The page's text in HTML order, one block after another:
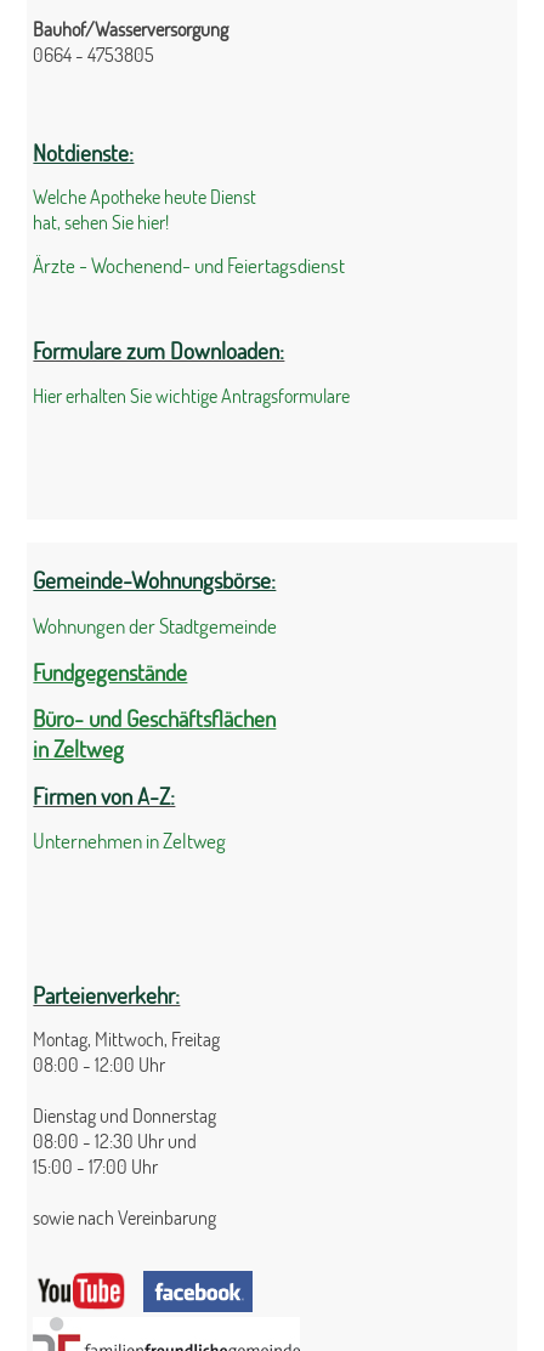
Bauhof/Wasserversorgung
0664 - 4753805
Notdienste:
Welche Apotheke heute Dienst
hat, sehen Sie hier!
Ärzte - Wochenend- und Feiertagsdienst
Formulare zum Downloaden:
Hier erhalten Sie wichtige Antragsformulare
Gemeinde-Wohnungsbörse:
Wohnungen der Stadtgemeinde
Fundgegenstände
Büro- und Geschäftsflächen
in Zeltweg
Firmen von A-Z:
Unternehmen in Zeltweg
Parteienverkehr:
Montag, Mittwoch, Freitag
08:00 - 12:00 Uhr
Dienstag und Donnerstag
08:00 - 12:30 Uhr und
15:00 - 17:00 Uhr
sowie nach Vereinbarung